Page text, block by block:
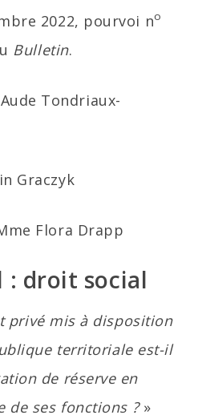
2022, pourvoi no
Bulletin.
Tondriaux-
Graczyk
Flora Drapp
: droit social
privé mis à disposition
territoriale est-il
de réserve en
de ses fonctions ?»